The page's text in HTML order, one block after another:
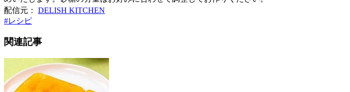
配信元： DELISH KITCHEN
#レシピ
関連記事